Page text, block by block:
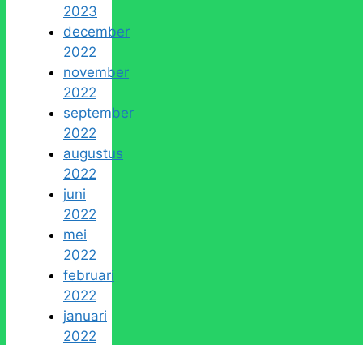
2023
december
2022
november
2022
september
2022
augustus
2022
juni
2022
mei
2022
februari
2022
januari
2022